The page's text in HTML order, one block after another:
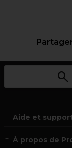
Aide et
À propos de